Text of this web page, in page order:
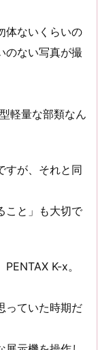
体ないくらいの
のない写真が撮
軽量な部類なん
すが、それと同
こと」も大切で
K-x。
っていた時期だ